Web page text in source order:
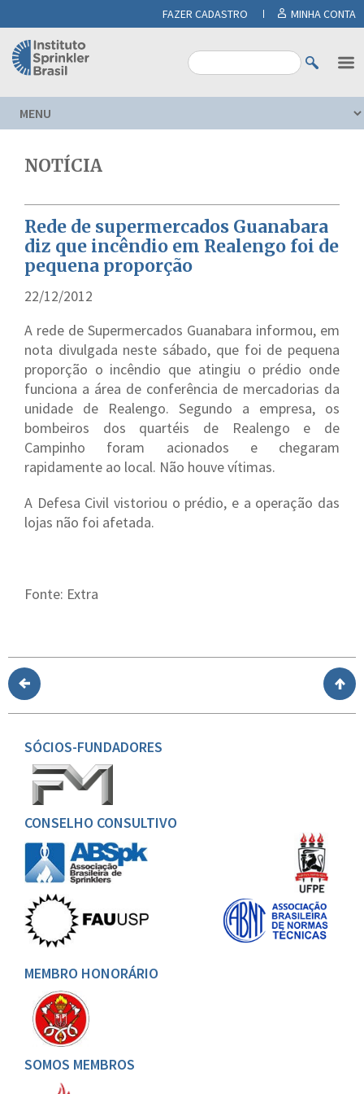
FAZER CADASTRO MINHA CONTA
NOTÍCIA
Rede de supermercados Guanabara
diz que incêndio em Realengo foi de
pequena proporção
22/12/2012
A rede de Supermercados Guanabara informou, em
nota divulgada neste sábado, que foi de pequena
proporção o incêndio que atingiu o prédio onde
funciona a área de conferência de mercadorias da
unidade de Realengo. Segundo a empresa, os
bombeiros dos quartéis de Realengo e de
Campinho foram acionados e chegaram
rapidamente ao local. Não houve vítimas.
A Defesa Civil vistoriou o prédio, e a operação das
lojas não foi afetada.
Fonte: Extra
SÓCIOS-FUNDADORES
CONSELHO CONSULTIVO
MEMBRO HONORÁRIO
SOMOS MEMBROS